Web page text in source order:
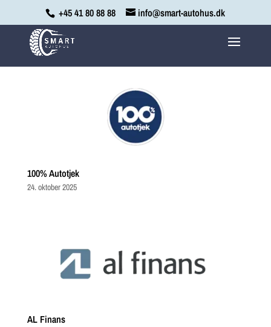
+45 41 80 88 88 info@smart-autohus.dk
100% Autotjek
24. oktober 2025
AL Finans